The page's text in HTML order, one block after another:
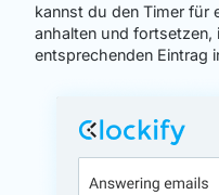
kannst du den Timer für
anhalten und fortsetzen,
entsprechenden Eintrag